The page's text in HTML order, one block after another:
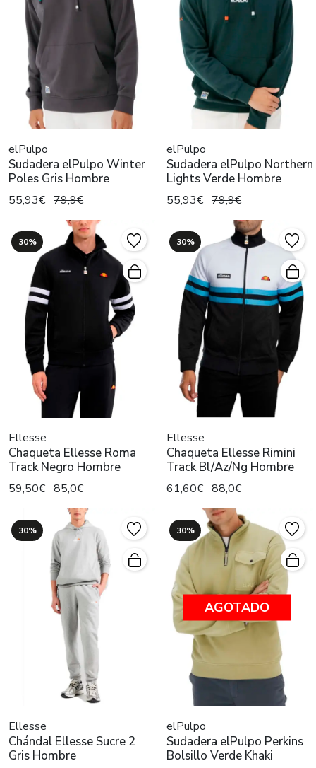
elPulpo
Sudadera elPulpo Winter
Poles Gris Hombre
55,93€ 79,9€
elPulpo
Sudadera elPulpo Northern
Lights Verde Hombre
55,93€ 79,9€
30%
Ellesse
Chaqueta Ellesse Roma
Track Negro Hombre
59,50€ 85,0€
30%
Ellesse
Chaqueta Ellesse Rimini
Track Bl/Az/Ng Hombre
61,60€ 88,0€
30%
Ellesse
Chándal Ellesse Sucre 2
Gris Hombre
30%
AGOTADO
elPulpo
Sudadera elPulpo Perkins
Bolsillo Verde Khaki